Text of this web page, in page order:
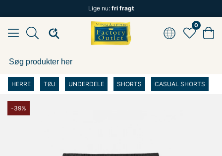
Lige nu: fri fragt
0
HERRE TØJ UNDERDELE SHORTS CASUAL SHORTS
-39%